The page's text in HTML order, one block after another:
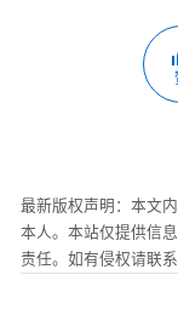
最新版权声明：本文
本人。本站仅提供信
责任。如有侵权请联系